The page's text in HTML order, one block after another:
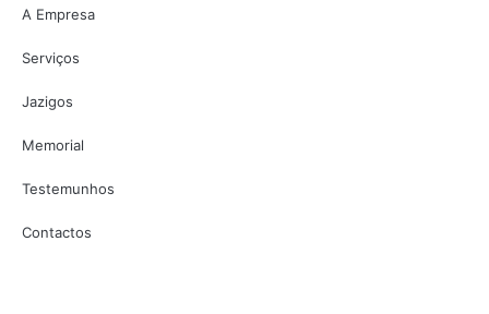
A Empresa
Serviços
Jazigos
Memorial
Testemunhos
Contactos